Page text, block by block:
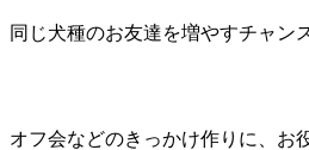
同じ犬種のお友達を増やすチャン
オフ会などのきっかけ作りに、お